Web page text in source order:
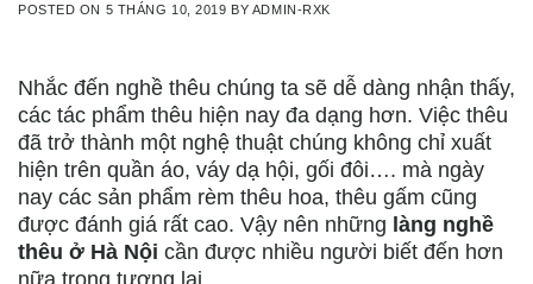
POSTED ON 5 THÁNG 10, 2019 BY ADMIN-RXK
Nhắc đến nghề thêu chúng ta sẽ dễ dàng nhận thấy,
các tác phẩm thêu hiện nay đa dạng hơn. Việc thêu
đã trở thành một nghệ thuật chúng không chỉ xuất
hiện trên quần áo, váy dạ hội, gối đôi…. mà ngày
nay các sản phẩm rèm thêu hoa, thêu gấm cũng
được đánh giá rất cao. Vậy nên những làng nghề
thêu ở Hà Nội cần được nhiều người biết đến hơn
nữa trong tương lai.